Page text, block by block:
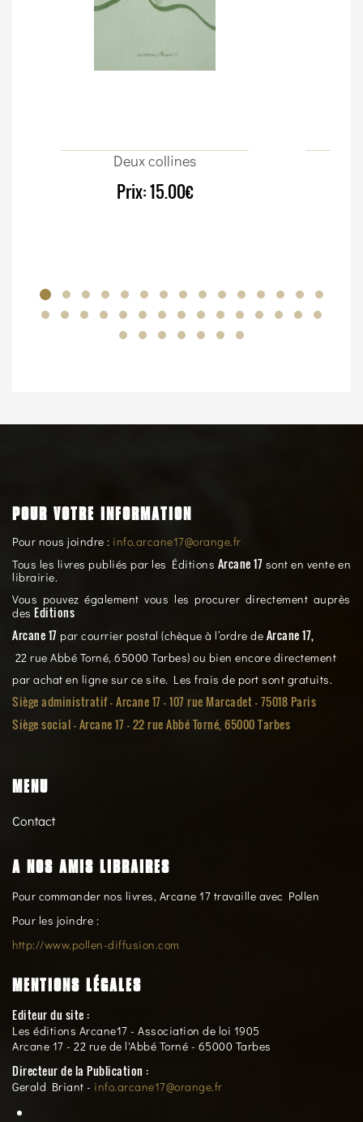
Deux collines
Prix:15.00€
POUR VOTRE INFORMATION
Pour nous joindre : info.arcane17@orange.fr
Tous les livres publiés par les Éditions Arcane 17 sont en vente en
librairie.
Vous pouvez également vous les procurer directement auprès
des Editions
Arcane 17 par courrier postal (chèque à l’ordre de Arcane 17,
22 rue Abbé Torné, 65000 Tarbes) ou bien encore directement
par achat en ligne sur ce site. Les frais de port sont gratuits.
Siège administratif - Arcane 17 - 107 rue Marcadet - 75018 Paris
Siège social -Arcane 17 - 22 rue Abbé Torné, 65000 Tarbes
MENU
Contact
A NOS AMIS LIBRAIRES
Pour commander nos livres, Arcane 17 travaille avec Pollen
Pour les joindre :
http://www.pollen-diffusion.com
MENTIONS LÉGALES
Editeur du site :
Les éditions Arcane17 - Association de loi 1905
Arcane 17 - 22 rue de l'Abbé Torné - 65000 Tarbes
Directeur de la Publication :
Gerald Briant - info.arcane17@orange.fr